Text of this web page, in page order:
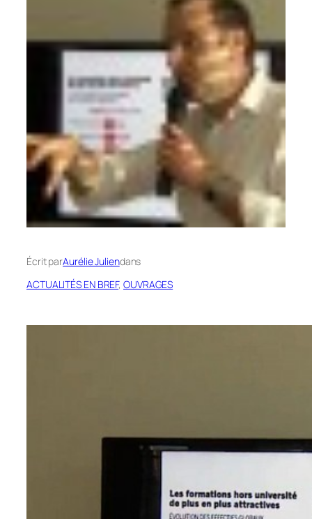
Écrit parAurélie Juliendans
ACTUALITÉS EN BREF, OUVRAGES